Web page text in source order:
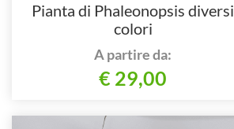
Pianta di Phaleonopsis diversi
colori
A partire da:
€ 29,00